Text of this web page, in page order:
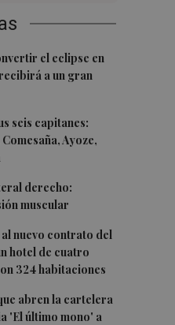
el eclipse en
a un gran
seis capitanes:
Ayoze,
derecho:
muscular
nuevo contrato del
hotel de cuatro
324 habitaciones
abren la cartelera
'El último mono' a